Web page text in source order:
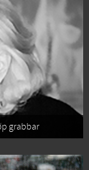
grabbar